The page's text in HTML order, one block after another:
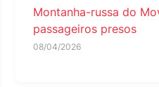
Montanha-russa do
passageiros presos
08/04/2026